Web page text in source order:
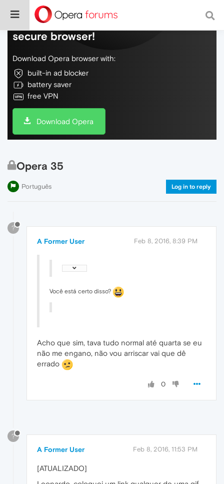
Do more on the web, with a fast and
secure browser!
Download Opera browser with:
built-in ad blocker
battery saver
free VPN
Download Opera
Opera 35
Português Log in to reply
?
A Former User Feb 8, 2016, 8:39 PM
Você está certo disso?
Acho que sim, tava tudo normal até quarta se eu
não me engano, não vou arriscar vai que dê
errado
0
?
A Former User Feb 8, 2016, 11:53 PM
[ATUALIZADO]